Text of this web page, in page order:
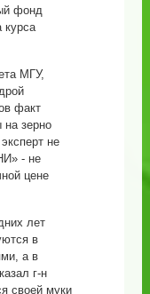
фонд
курса
МГУ,
факт
на зерно
не
- не
цене
лет
в
а в
г-н
своей муки